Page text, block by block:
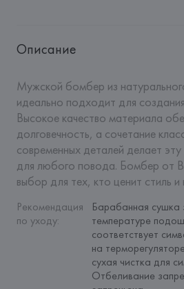
Описание
Мужской бомбер из
идеально подходит для
Высокое качество материала
долговечность, а сочетание
современных деталей делает эту
для любого повода. Бомбер от
выбор для тех, кто ценит стиль и
Рекомендация
по уходу:
Барабанная сушка
температуре
соответствует
на
сухая чистка для
Отбеливание